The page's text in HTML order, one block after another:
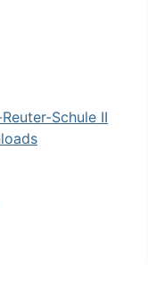
Schule II